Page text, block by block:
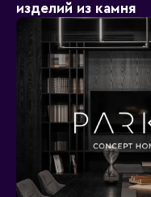
изделий из камня